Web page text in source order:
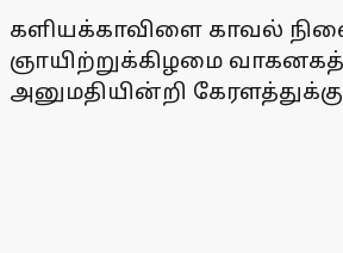
களியக்காவிளை காவல்
ஞாயிற்றுக்கிழமை
அனுமதியின்றி